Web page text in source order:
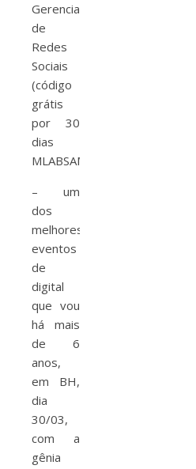
Gerenciador
de
Redes
Sociais
(código
grátis
por 30
dias
MLABSAMANCIO);
–
um
dos
melhores
eventos
de
digital
que vou
há mais
de 6
anos,
em BH,
dia
30/03,
com a
gênia